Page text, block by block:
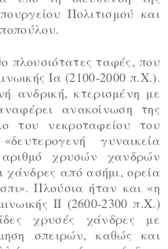
Πολιτισμού και
πλουσιότατες ταφές, που
Ια (2100-2000 π.Χ.).
ανδρική, κτερισμένη με
ανακοίνωση της
του νεκροταφείου του
γυναικεία
χρυσών χανδρών
χάνδρες από ασήμι, ορεία
Πλούσια ήταν και «η
ΙΙ (2600-2300 π.Χ.)
χρυσές χάνδρες με
σπειρών, καθώς και